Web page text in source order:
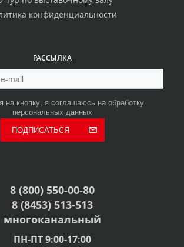
конфиденциальности
РАССЫЛКА
на кнопку, я соглашаюсь на обработку
персональных данных
ПОДПИСАТЬСЯ
8 (800) 550-00-80
8 (8453) 513-513
многоканальный
ПН-ПТ 9:00-17:00